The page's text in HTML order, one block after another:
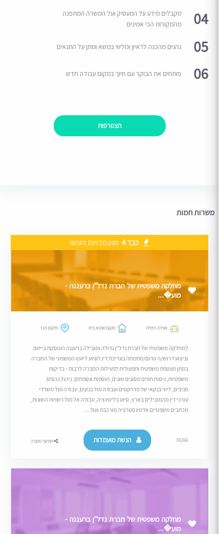
04
מקבלים מידע על המעסיק ועל המשרה המתפנה
מהמקורות הכי אמינים
05 נהנים מהכנה לראיון ומליווי במשא ומתן על התנאים
06 פותחים את הבוקר עם חיוך במקום עבודה חדש
הצטרפות
משרות חמות
כבר 4 מועמדויות הוגשו
מחלקה משפטית של חברת נדל"ן ברעננה -
מוע�...
אווירה כיפית מקום שהוא בית מיקום פגז
למחלקה משפטית של חברת נדל"ן גדולה ומובילה ברעננה העוסקת בייזום
וביצוע דרוש/ה טרום/מתמחה בעריכת דין לסיוע ליועץ המשפטי של החברה
במתן מעטפת משפטית ותפעולית לפעילות החברה לרבות - בדיקות
משפטיות, ניסוח חוזים מסוגים שונים, תוספות ונספחים, ניהול נכסים
מניבים, ליווי בנקאי של פרויקטים ועבודה מול בנקים, עבודה מול משרדי
עורכי דין מהמובילים בארץ, סיוע בליטיגציה, עבודה אל מול רשויות השונות,
מכתבים משפטיים אדמינסטרציה מורכבת ועוד....
76266 הגשת מועמדות שיתוף משרה
מחלקה משפטית של חברת נדל"ן ברעננה -
מוע�...